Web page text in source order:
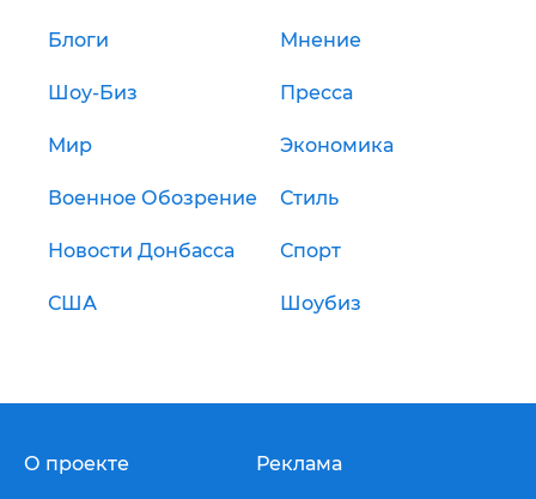
Блоги Мнение
Шоу-Биз Пресса
Мир Экономика
Военное Обозрение Стиль
Новости Донбасса Спорт
США Шоубиз
О проекте Реклама